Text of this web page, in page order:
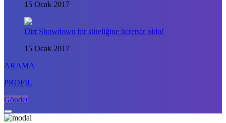
15 Ocak 2017
Dirt Showdown bir süreliğine ücretsiz oldu!
15 Ocak 2017
ARAMA
PROFİL
Gönder